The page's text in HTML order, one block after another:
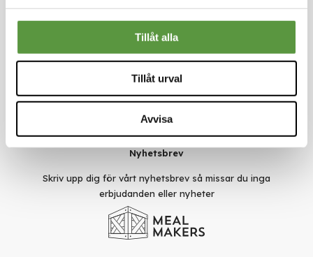
Tillåt alla
Tillåt urval
Avvisa
Nyhetsbrev
Skriv upp dig för vårt nyhetsbrev så missar du inga
erbjudanden eller nyheter
Om oss
Nyheter
Rädda mat
Smarta val
Användarvillkor
Sekretesspolicy
451 30 Uddevalla
kundservice@mealmakers.se
Org.nr. 559173-1277